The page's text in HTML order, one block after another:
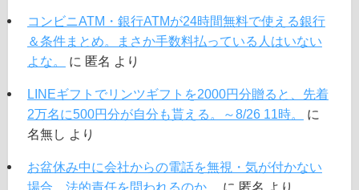
コンビニATM・銀行ATMが24時間無料で使える銀行
＆条件まとめ。まさか手数料払っている人はいない
よな。
に 匿名 より
LINEギフトでリンツギフトを2000円分贈ると、先着
2万名に500円分が自分も貰える。～8/26 11時。
に
名無し より
お盆休み中に会社からの電話を無視・気が付かない
場合、法的責任を問われるのか。
に 匿名 より